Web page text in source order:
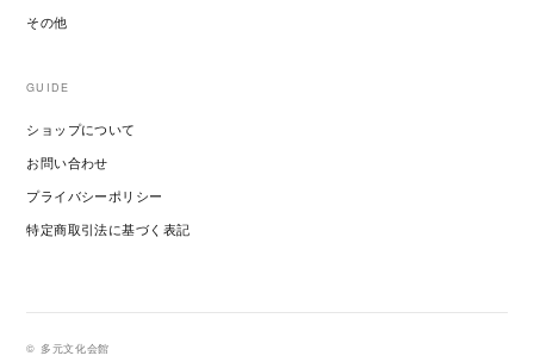
その他
GUIDE
ショップについて
お問い合わせ
プライバシーポリシー
特定商取引法に基づく表記
© 多元文化会館